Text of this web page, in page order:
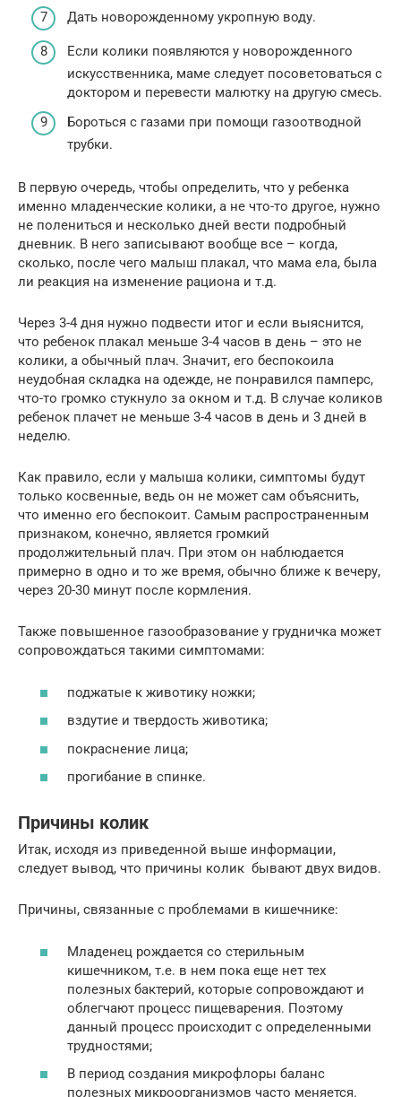
Дать новорожденному укропную воду.
Если колики появляются у новорожденного
искусственника, маме следует посоветоваться с
доктором и перевести малютку на другую смесь.
Бороться с газами при помощи газоотводной
трубки.
В первую очередь, чтобы определить, что у ребенка
именно младенческие колики, а не что-то другое, нужно
не полениться и несколько дней вести подробный
дневник. В него записывают вообще все – когда,
сколько, после чего малыш плакал, что мама ела, была
ли реакция на изменение рациона и т.д.
Через 3-4 дня нужно подвести итог и если выяснится,
что ребенок плакал меньше 3-4 часов в день – это не
колики, а обычный плач. Значит, его беспокоила
неудобная складка на одежде, не понравился памперс,
что-то громко стукнуло за окном и т.д. В случае коликов
ребенок плачет не меньше 3-4 часов в день и 3 дней в
неделю.
Как правило, если у малыша колики, симптомы будут
только косвенные, ведь он не может сам объяснить,
что именно его беспокоит. Самым распространенным
признаком, конечно, является громкий
продолжительный плач. При этом он наблюдается
примерно в одно и то же время, обычно ближе к вечеру,
через 20-30 минут после кормления.
Также повышенное газообразование у грудничка может
сопровождаться такими симптомами:
поджатые к животику ножки;
вздутие и твердость животика;
покраснение лица;
прогибание в спинке.
Причины колик
Итак, исходя из приведенной выше информации,
следует вывод, что причины колик бывают двух видов.
Причины, связанные с проблемами в кишечнике:
Младенец рождается со стерильным
кишечником, т.е. в нем пока еще нет тех
полезных бактерий, которые сопровождают и
облегчают процесс пищеварения. Поэтому
данный процесс происходит с определенными
трудностями;
В период создания микрофлоры баланс
полезных микроорганизмов часто меняется.